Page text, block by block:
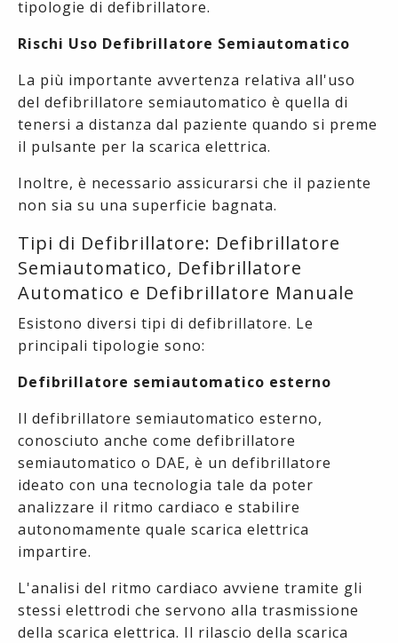
tipologie di defibrillatore.
Rischi Uso Defibrillatore Semiautomatico
La più importante avvertenza relativa all'uso
del defibrillatore semiautomatico è quella di
tenersi a distanza dal paziente quando si preme
il pulsante per la scarica elettrica.
Inoltre, è necessario assicurarsi che il paziente
non sia su una superficie bagnata.
Tipi di Defibrillatore: Defibrillatore
Semiautomatico, Defibrillatore
Automatico e Defibrillatore Manuale
Esistono diversi tipi di defibrillatore. Le
principali tipologie sono:
Defibrillatore semiautomatico esterno
Il defibrillatore semiautomatico esterno,
conosciuto anche come defibrillatore
semiautomatico o DAE, è un defibrillatore
ideato con una tecnologia tale da poter
analizzare il ritmo cardiaco e stabilire
autonomamente quale scarica elettrica
impartire.
L'analisi del ritmo cardiaco avviene tramite gli
stessi elettrodi che servono alla trasmissione
della scarica elettrica. Il rilascio della scarica